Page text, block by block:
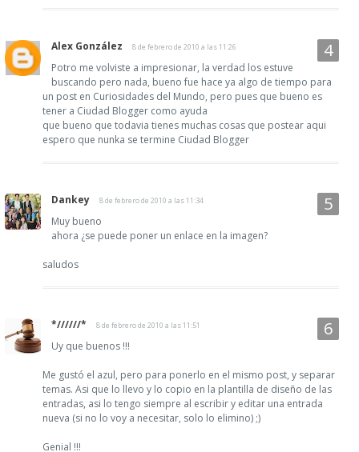
Alex González 8 de febrero de 2010 a las 11:26
Potro me volviste a impresionar, la verdad los estuve
buscando pero nada, bueno fue hace ya algo de tiempo para
un post en Curiosidades del Mundo, pero pues que bueno es
tener a Ciudad Blogger como ayuda
que bueno que todavia tienes muchas cosas que postear aqui
espero que nunka se termine Ciudad Blogger
Dankey 8 de febrero de 2010 a las 11:34
Muy bueno
ahora ¿se puede poner un enlace en la imagen?
saludos
*//////* 8 de febrero de 2010 a las 11:51
Uy que buenos !!!
Me gustó el azul, pero para ponerlo en el mismo post, y separar
temas. Asi que lo llevo y lo copio en la plantilla de diseño de las
entradas, asi lo tengo siempre al escribir y editar una entrada
nueva (si no lo voy a necesitar, solo lo elimino) ;)
Genial !!!